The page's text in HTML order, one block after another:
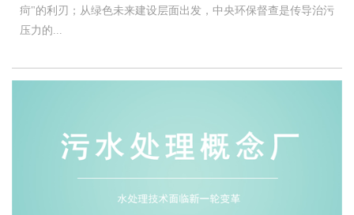
疴"的利刃；从绿色未来建设层面出发，中央环保督查是传导治污
压力的...